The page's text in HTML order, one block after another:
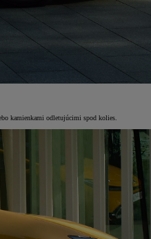
kamienkami odletujúcimi spod kolies.